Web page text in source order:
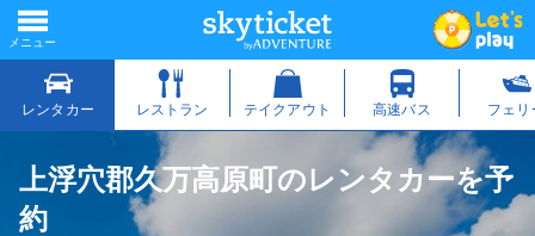
上浮穴郡久万高原町のレンタカーを予
約